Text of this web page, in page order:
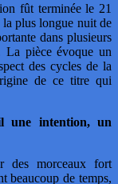
fût terminée le 21
plus longue nuit de
dans plusieurs
La pièce évoque un
des cycles de la
de ce titre qui
il une intention, un
des morceaux fort
beaucoup de temps,